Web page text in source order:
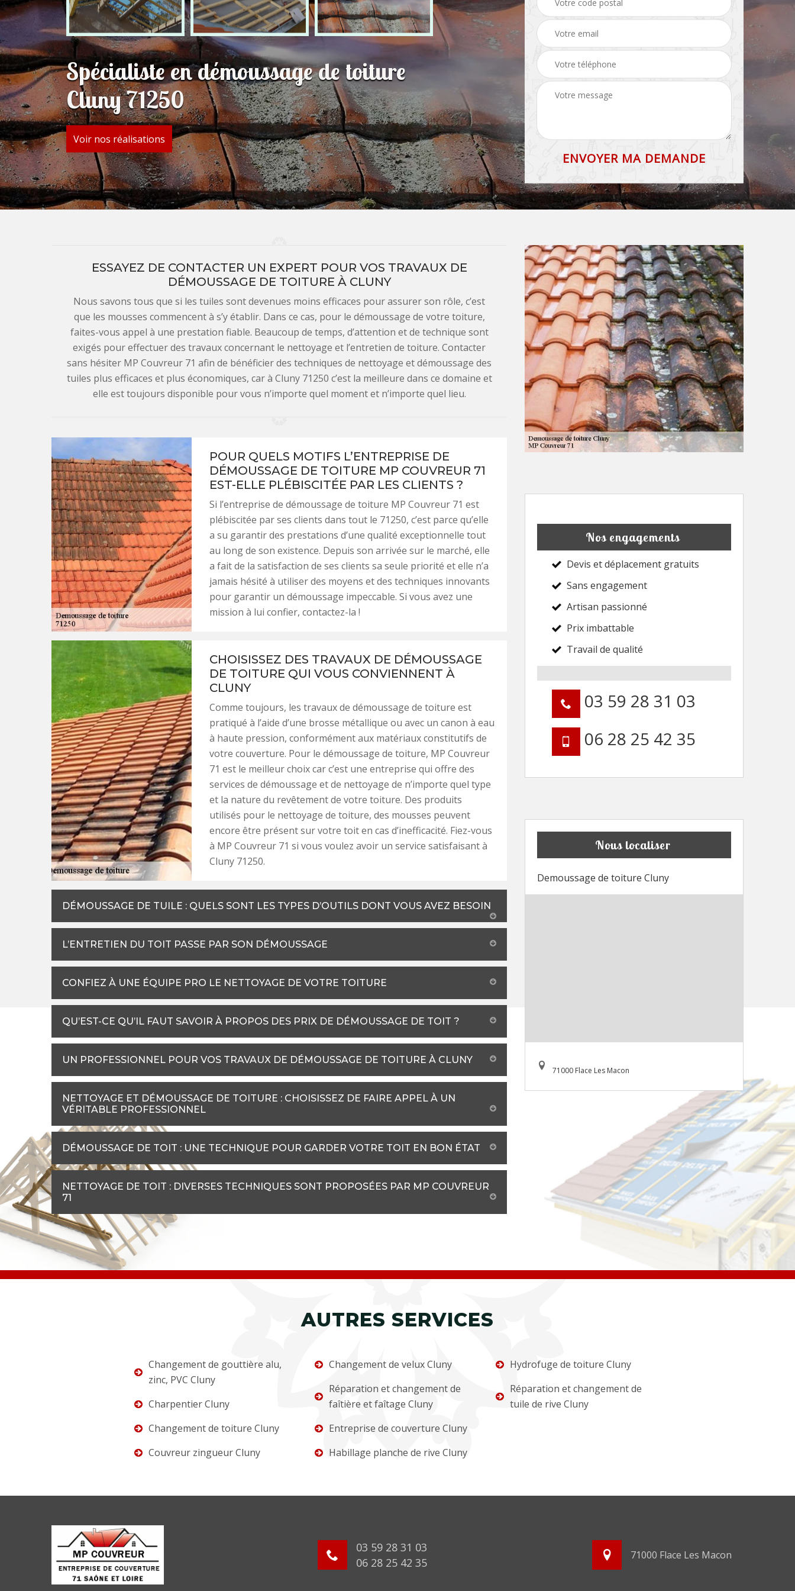
Spécialiste en démoussage de toiture
Cluny 71250
Voir nos réalisations
ESSAYEZ DE CONTACTER UN EXPERT POUR VOS TRAVAUX DE
DÉMOUSSAGE DE TOITURE À CLUNY
Nous savons tous que si les tuiles sont devenues moins efficaces pour assurer son rôle, c’est
que les mousses commencent à s’y établir. Dans ce cas, pour le démoussage de votre toiture,
faites-vous appel à une prestation fiable. Beaucoup de temps, d’attention et de technique sont
exigés pour effectuer des travaux concernant le nettoyage et l’entretien de toiture. Contacter
sans hésiter MP Couvreur 71 afin de bénéficier des techniques de nettoyage et démoussage des
tuiles plus efficaces et plus économiques, car à Cluny 71250 c’est la meilleure dans ce domaine et
elle est toujours disponible pour vous n’importe quel moment et n’importe quel lieu.
POUR QUELS MOTIFS L’ENTREPRISE DE
DÉMOUSSAGE DE TOITURE MP COUVREUR 71
EST-ELLE PLÉBISCITÉE PAR LES CLIENTS ?
Si l’entreprise de démoussage de toiture MP Couvreur 71 est
plébiscitée par ses clients dans tout le 71250, c’est parce qu’elle
a su garantir des prestations d’une qualité exceptionnelle tout
au long de son existence. Depuis son arrivée sur le marché, elle
a fait de la satisfaction de ses clients sa seule priorité et elle n’a
jamais hésité à utiliser des moyens et des techniques innovants
pour garantir un démoussage impeccable. Si vous avez une
mission à lui confier, contactez-la !
CHOISISSEZ DES TRAVAUX DE DÉMOUSSAGE
DE TOITURE QUI VOUS CONVIENNENT À
CLUNY
Comme toujours, les travaux de démoussage de toiture est
pratiqué à l’aide d’une brosse métallique ou avec un canon à eau
à haute pression, conformément aux matériaux constitutifs de
votre couverture. Pour le démoussage de toiture, MP Couvreur
71 est le meilleur choix car c’est une entreprise qui offre des
services de démoussage et de nettoyage de n’importe quel type
et la nature du revêtement de votre toiture. Des produits
utilisés pour le nettoyage de toiture, des mousses peuvent
encore être présent sur votre toit en cas d’inefficacité. Fiez-vous
à MP Couvreur 71 si vous voulez avoir un service satisfaisant à
Cluny 71250.
DÉMOUSSAGE DE TUILE : QUELS SONT LES TYPES D’OUTILS DONT VOUS AVEZ BESOIN
L’ENTRETIEN DU TOIT PASSE PAR SON DÉMOUSSAGE
CONFIEZ À UNE ÉQUIPE PRO LE NETTOYAGE DE VOTRE TOITURE
QU’EST-CE QU’IL FAUT SAVOIR À PROPOS DES PRIX DE DÉMOUSSAGE DE TOIT ?
UN PROFESSIONNEL POUR VOS TRAVAUX DE DÉMOUSSAGE DE TOITURE À CLUNY
NETTOYAGE ET DÉMOUSSAGE DE TOITURE : CHOISISSEZ DE FAIRE APPEL À UN
VÉRITABLE PROFESSIONNEL
DÉMOUSSAGE DE TOIT : UNE TECHNIQUE POUR GARDER VOTRE TOIT EN BON ÉTAT
NETTOYAGE DE TOIT : DIVERSES TECHNIQUES SONT PROPOSÉES PAR MP COUVREUR
71
Nos engagements
Devis et déplacement gratuits
Sans engagement
Artisan passionné
Prix imbattable
Travail de qualité
03 59 28 31 03
06 28 25 42 35
Nous localiser
Demoussage de toiture Cluny
71000 Flace Les Macon
AUTRES SERVICES
Changement de gouttière alu,
zinc, PVC Cluny
Charpentier Cluny
Changement de toiture Cluny
Couvreur zingueur Cluny
Changement de velux Cluny
Réparation et changement de
faîtière et faîtage Cluny
Entreprise de couverture Cluny
Habillage planche de rive Cluny
Hydrofuge de toiture Cluny
Réparation et changement de
tuile de rive Cluny
03 59 28 31 03
06 28 25 42 35
71000 Flace Les Macon